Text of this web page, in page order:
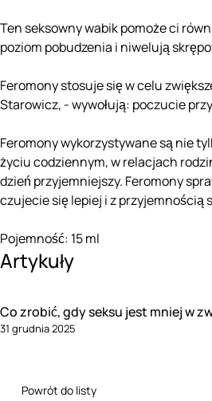
Ten seksowny wabik pomoże ci
poziom pobudzenia i niwelują
Feromony stosuje się w celu
Starowicz, - wywołują: poczucie
Feromony wykorzystywane są nie
życiu codziennym, w relacjach
dzień przyjemniejszy. Feromony
czujecie się lepiej i z przyjemnością
Pojemność: 15 ml
Artykuły
Co zrobić, gdy seksu jest mniej w
31 grudnia 2025
Powrót do listy